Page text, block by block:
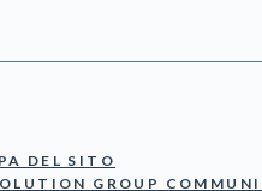
DEL SITO
GROUP